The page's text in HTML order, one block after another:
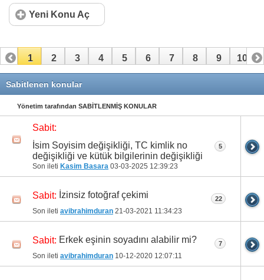
Yeni Konu Aç
1 2 3 4 5 6 7 8 9 10
11 12 13
21 22 23 24 25 26
31 32
41 42 43 44 45 46 47 48 49 50
51 52 53 54 55 56 57 58 59
Sabitlenen konular
Yönetim tarafından SABİTLENMİŞ KONULAR
Sabit:
İsim Soyisim değişikliği, TC kimlik no
değişikliği ve kütük bilgilerinin değişikliği
Son ileti Kasim Basara 03-03-2025 12:39:23
5
Sabit: İzinsiz fotoğraf çekimi
Son ileti avibrahimduran 21-03-2021 11:34:23
22
Sabit: Erkek eşinin soyadını alabilir mi?
Son ileti avibrahimduran 10-12-2020 12:07:11
7